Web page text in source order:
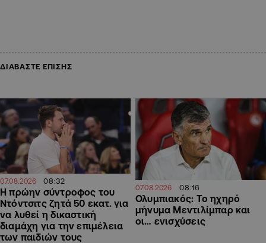
ΔΙΑΒΑΣΤΕ ΕΠΙΣΗΣ
07.08.2026 08:32
Η πρώην σύντροφος του
Ντόντσιτς ζητά 50 εκατ. για
να λυθεί η δικαστική
διαμάχη για την επιμέλεια
των παιδιών τους
07.08.2026 08:16
Ολυμπιακός: Το ηχηρό
μήνυμα Μεντιλίμπαρ και
οι… ενισχύσεις